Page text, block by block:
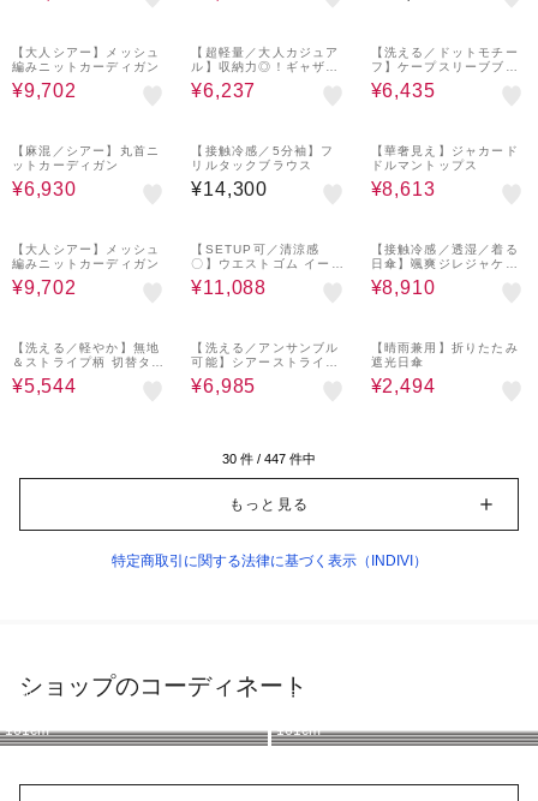
【大人シアー】メッシュ
編みニットカーディガン
¥9,702
【超軽量／大人カジュア
ル】収納力◎！ギャザー
フォルムリュック
¥6,237
【洗える／ドットモチー
フ】ケープスリーブブラ
ウス
¥6,435
【麻混／シアー】丸首ニ
ットカーディガン
¥6,930
【接触冷感／5分袖】フ
リルタックブラウス
¥14,300
【華奢見え】ジャカード
ドルマントップス
¥8,613
【大人シアー】メッシュ
編みニットカーディガン
¥9,702
【SETUP可／清涼感
〇】ウエストゴム イージ
ーワイドパンツ
¥11,088
【接触冷感／透湿／着る
日傘】颯爽ジレジャケッ
ト
¥8,910
【洗える／軽やか】無地
＆ストライプ柄 切替タッ
クブラウス
¥5,544
【洗える／アンサンブル
可能】シアーストライプ
カーディガン
¥6,985
【晴雨兼用】折りたたみ
遮光日傘
¥2,494
30 件 / 447 件中
もっと見る
特定商取引に関する法律に基づく表示（INDIVI）
ショップのコーディネート
INDIVI INDIVI
INDIVI INDIVI
INDIVI
161cm 161cm